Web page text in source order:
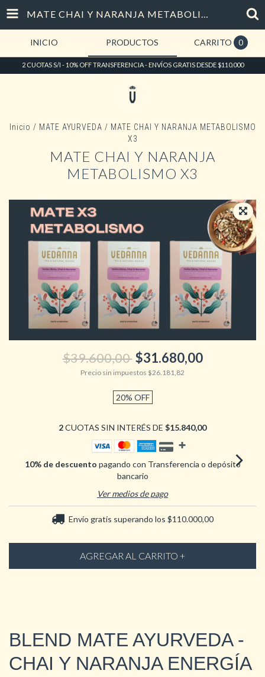
MATE CHAI Y NARANJA METABOLISMO X3
INICIO PRODUCTOS CARRITO 0
2 CUOTAS S/I - 10% OFF TRANSFERENCIA - ENVÍOS GRATIS DESDE $110.000
Inicio / MATE AYURVEDA / MATE CHAI Y NARANJA METABOLISMO
X3
MATE CHAI Y NARANJA
METABOLISMO X3
$39.600,00 $31.680,00
Precio sin impuestos $26.181,82
20% OFF
2CUOTAS SIN INTERÉS DE $15.840,00
10% de descuento pagando con Transferencia o depósito
bancario
Ver medios de pago
Envío gratis superando los $110.000,00
BLEND MATE AYURVEDA -
CHAI Y NARANJA ENERGÍA